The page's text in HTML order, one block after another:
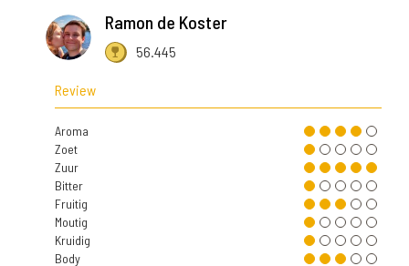
Ramon de Koster
56.445
Review
Aroma
Zoet
Zuur
Bitter
Fruitig
Moutig
Kruidig
Body